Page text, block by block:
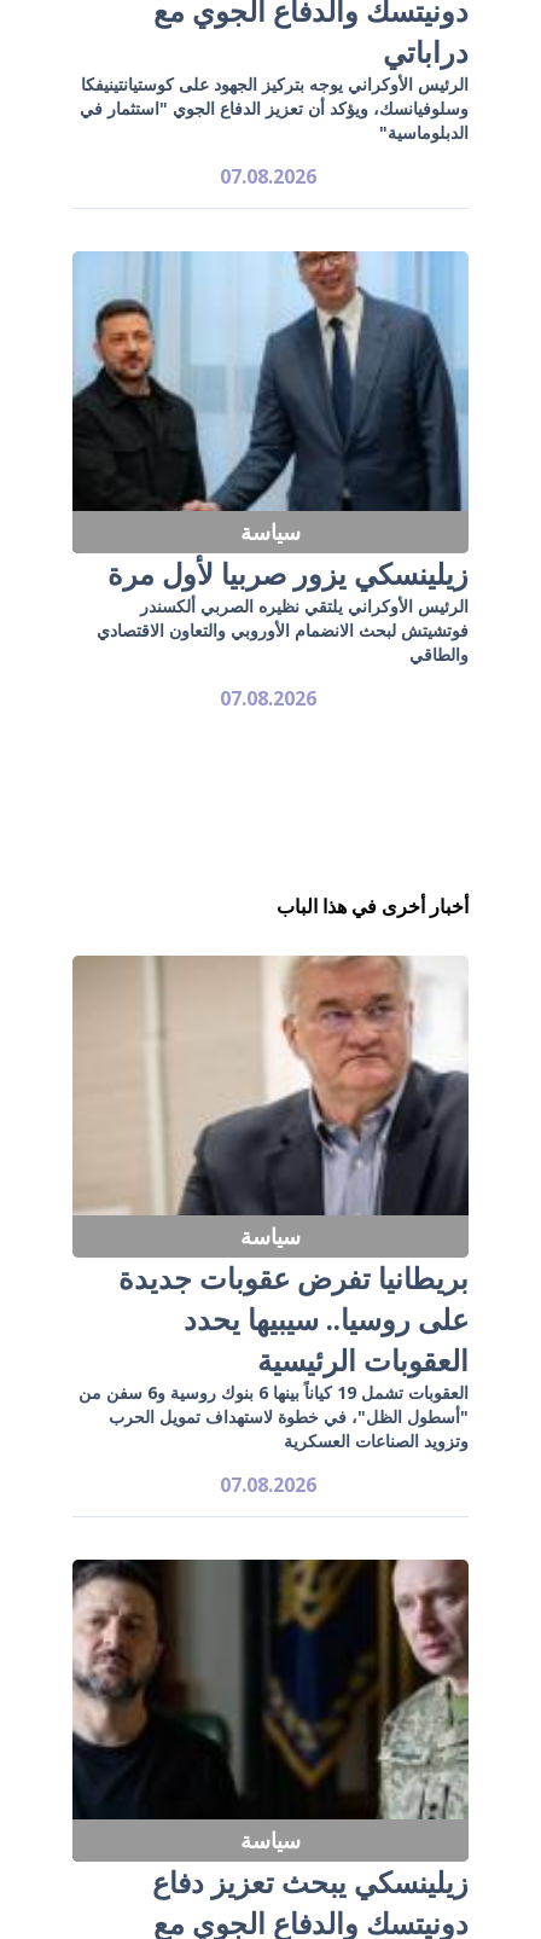
دونيتسك والدفاع الجوي مع
دراباتي
الرئيس الأوكراني يوجه بتركيز الجهود على كوستيانتينيفكا
وسلوفيانسك، ويؤكد أن تعزيز الدفاع الجوي "استثمار في
الدبلوماسية"
07.08.2026
سياسة
زيلينسكي يزور صربيا لأول مرة
الرئيس الأوكراني يلتقي نظيره الصربي ألكسندر
فوتشيتش لبحث الانضمام الأوروبي والتعاون الاقتصادي
والطاقي
07.08.2026
أخبار أخرى في هذا الباب
سياسة
بريطانيا تفرض عقوبات جديدة
على روسيا.. سيبيها يحدد
العقوبات الرئيسية
العقوبات تشمل 19 كياناً بينها 6 بنوك روسية و6 سفن من
"أسطول الظل"، في خطوة لاستهداف تمويل الحرب
وتزويد الصناعات العسكرية
07.08.2026
سياسة
زيلينسكي يبحث تعزيز دفاع
دونيتسك والدفاع الجوي مع